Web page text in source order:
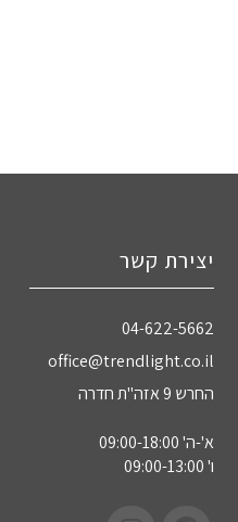
יצירת קשר
04-622-5662‏
office@trendlight.co.il
החרש 9 אזה"ת חדרה
א'-ה' 09:00-18:00
ו' 09:00-13:00